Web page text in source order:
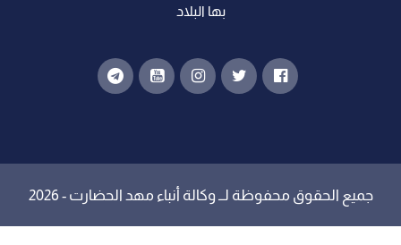
بها البلاد
جميع الحقوق محفوظة لــ وكالة أنباء مهد الحضارت - 2026